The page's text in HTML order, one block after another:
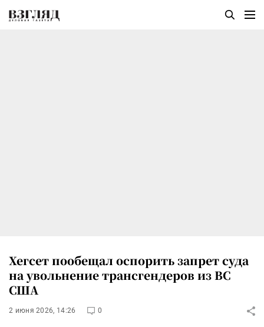
Хегсет пообещал оспорить запрет суда
на увольнение трансгендеров из ВС
США
2 июня 2026, 14:26 0